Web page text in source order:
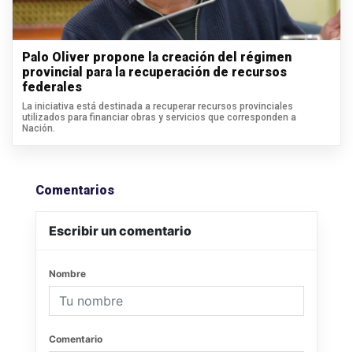
Palo Oliver propone la creación del régimen
provincial para la recuperación de recursos
federales
La iniciativa está destinada a recuperar recursos provinciales
utilizados para financiar obras y servicios que corresponden a
Nación.
Comentarios
Escribir un comentario
Nombre
Comentario